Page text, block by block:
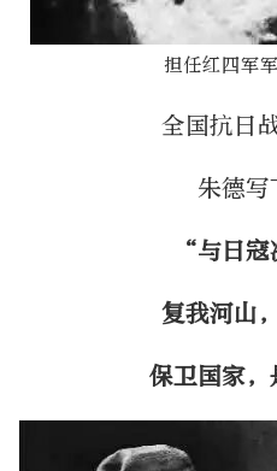
担任红四军
全国抗日
朱德写
“与日
复我河山
保卫国家，